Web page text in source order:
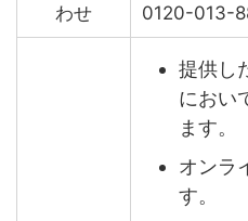
わせ
0120-013-
提供し
におい
ます。
オンラ
す。